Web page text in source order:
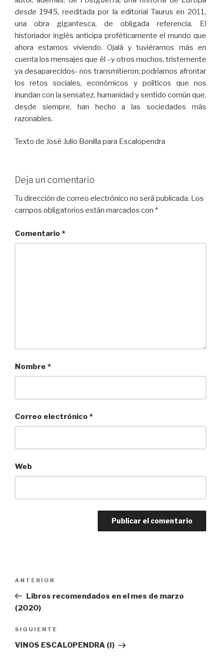
desde 1945,reeditada por la editorial Taurus en 2011,
una obra gigantesca, de obligada referencia. El
historiador inglés anticipa proféticamente el mundo que
ahora estamos viviendo. Ojalá y tuviéramos más en
cuenta los mensajes que él –y otros muchos, tristemente
ya desaparecidos- nos transmitieron; podríamos afrontar
los retos sociales, económicos y políticos que nos
inundan con la sensatez, humanidad y sentido común que,
desde siempre, han hecho a las sociedades más
razonables.
Texto de José Julio Bonilla para Escalopendra
Deja un comentario
Tu dirección de correo electrónico no será publicada. Los
campos obligatorios están marcados con *
Comentario *
Nombre *
Correo electrónico *
Web
entradas
Entrada
anterior:
ANTERIOR
Libros recomendados en el mes de marzo
(2020)
Siguiente
entrada
SIGUIENTE
VINOS ESCALOPENDRA (I)